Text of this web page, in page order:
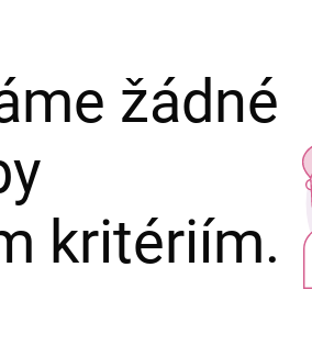
žádné
kritériím.